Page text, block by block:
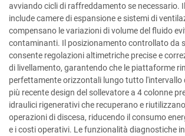
avviando cicli di raffreddamento se necessario.
include camere di espansione e sistemi di
compensano le variazioni di volume del fluido
contaminanti. Il posizionamento controllato da
consente regolazioni altimetriche precise e
di livellamento, garantendo che le piattaforme
perfettamente orizzontali lungo tutto l'intervallo
più recente design del sollevatore a 4 colonne
idraulici rigenerativi che recuperano e
operazioni di discesa, riducendo il consumo
e i costi operativi. Le funzionalità diagnostiche